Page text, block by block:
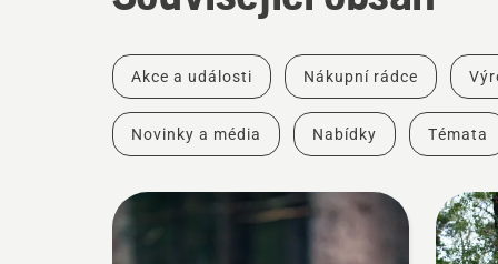
Akce a události Nákupní rádce
Novinky a média Nabídky Témata